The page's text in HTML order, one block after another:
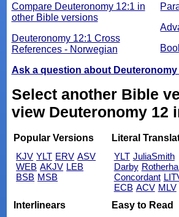
Compare Deuteronomy 12:1 in
other Bible versions
Deuteronomy 12:1 Cross
References - Norwegian
Ask a question about Deuteronomy
Select another Bible
view Deuteronomy 12
Popular Versions
KJV YLT ERV ASV
WEB AKJV LEB
BSB MSB
Literal
YLT JuliaSmith
Darby
Concordant
ECB ACV MLV
Interlinears
Easy to Read